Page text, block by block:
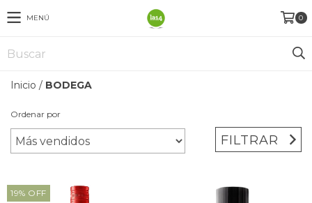
MENÚ 0
Inicio / BODEGA
Ordenar por
FILTRAR
19% OFF